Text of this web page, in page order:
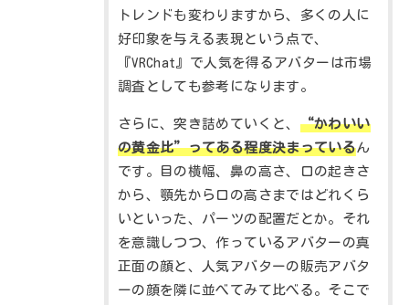
トレンドも変わりますから、多くの人に
好印象を与える表現という点で、
『VRChat』で人気を得るアバターは市場
調査としても参考になります。
さらに、突き詰めていくと、 “かわいい
の黄金比”ってある程度決まっているん
です。目の横幅、鼻の高さ、口の起きさ
から、顎先から口の高さまではどれくら
いといった、パーツの配置だとか。それ
を意識しつつ、作っているアバターの真
正面の顔と、人気アバターの販売アバタ
ーの顔を隣に並べてみて比べる。そこで